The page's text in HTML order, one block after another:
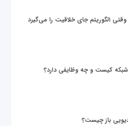
الگوریتم جای خلاقیت را می‌گیرد
کیست و چه وظایفی دارد؟
باز چیست؟